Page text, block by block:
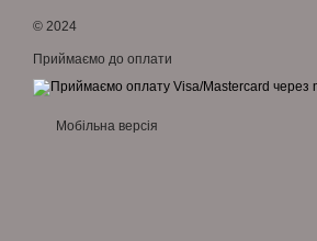
© 2024
Приймаємо до оплати
Мобільна версія